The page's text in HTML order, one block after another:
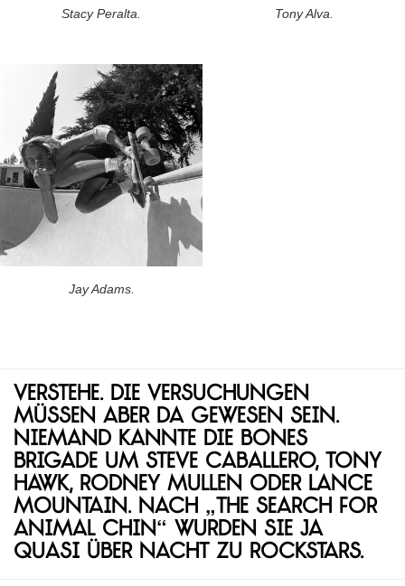
Stacy Peralta. Tony Alva.
Jay Adams.
Verstehe. Die Versuchungen
müssen aber da gewesen sein.
Niemand kannte die Bones
Brigade um Steve Caballero, Tony
Hawk, Rodney Mullen oder Lance
Mountain. Nach „The Search for
Animal Chin“ wurden sie ja
quasi über Nacht zu Rockstars.